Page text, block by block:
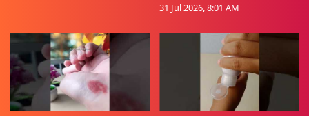
31 Jul 2026, 8:01 AM